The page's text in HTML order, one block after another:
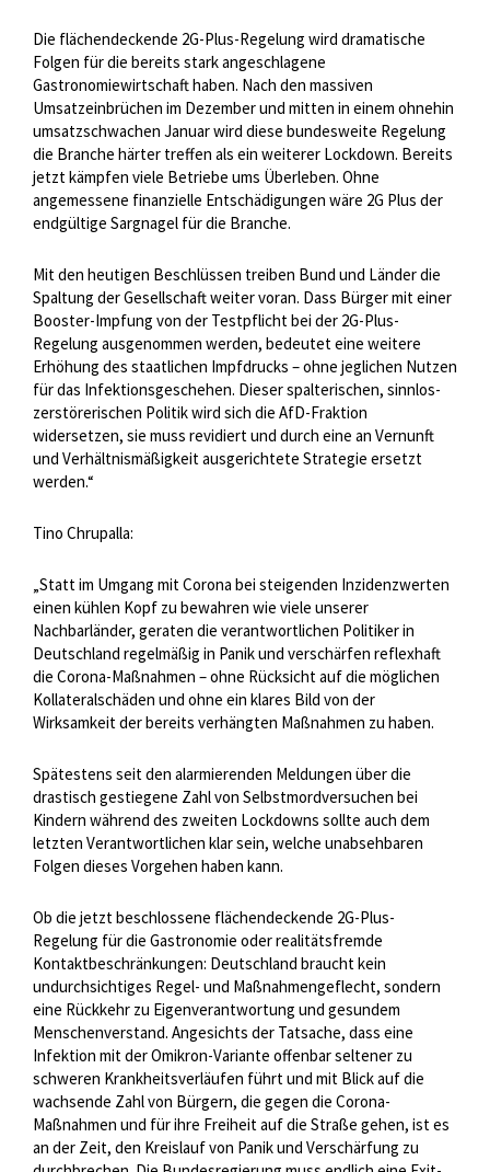
Die flächendeckende 2G-Plus-Regelung wird dramatische
Folgen für die bereits stark angeschlagene
Gastronomiewirtschaft haben. Nach den massiven
Umsatzeinbrüchen im Dezember und mitten in einem ohnehin
umsatzschwachen Januar wird diese bundesweite Regelung
die Branche härter treffen als ein weiterer Lockdown. Bereits
jetzt kämpfen viele Betriebe ums Überleben. Ohne
angemessene finanzielle Entschädigungen wäre 2G Plus der
endgültige Sargnagel für die Branche.
Mit den heutigen Beschlüssen treiben Bund und Länder die
Spaltung der Gesellschaft weiter voran. Dass Bürger mit einer
Booster-Impfung von der Testpflicht bei der 2G-Plus-
Regelung ausgenommen werden, bedeutet eine weitere
Erhöhung des staatlichen Impfdrucks – ohne jeglichen Nutzen
für das Infektionsgeschehen. Dieser spalterischen, sinnlos-
zerstörerischen Politik wird sich die AfD-Fraktion
widersetzen, sie muss revidiert und durch eine an Vernunft
und Verhältnismäßigkeit ausgerichtete Strategie ersetzt
werden.“
Tino Chrupalla:
„Statt im Umgang mit Corona bei steigenden Inzidenzwerten
einen kühlen Kopf zu bewahren wie viele unserer
Nachbarländer, geraten die verantwortlichen Politiker in
Deutschland regelmäßig in Panik und verschärfen reflexhaft
die Corona-Maßnahmen – ohne Rücksicht auf die möglichen
Kollateralschäden und ohne ein klares Bild von der
Wirksamkeit der bereits verhängten Maßnahmen zu haben.
Spätestens seit den alarmierenden Meldungen über die
drastisch gestiegene Zahl von Selbstmordversuchen bei
Kindern während des zweiten Lockdowns sollte auch dem
letzten Verantwortlichen klar sein, welche unabsehbaren
Folgen dieses Vorgehen haben kann.
Ob die jetzt beschlossene flächendeckende 2G-Plus-
Regelung für die Gastronomie oder realitätsfremde
Kontaktbeschränkungen: Deutschland braucht kein
undurchsichtiges Regel- und Maßnahmengeflecht, sondern
eine Rückkehr zu Eigenverantwortung und gesundem
Menschenverstand. Angesichts der Tatsache, dass eine
Infektion mit der Omikron-Variante offenbar seltener zu
schweren Krankheitsverläufen führt und mit Blick auf die
wachsende Zahl von Bürgern, die gegen die Corona-
Maßnahmen und für ihre Freiheit auf die Straße gehen, ist es
an der Zeit, den Kreislauf von Panik und Verschärfung zu